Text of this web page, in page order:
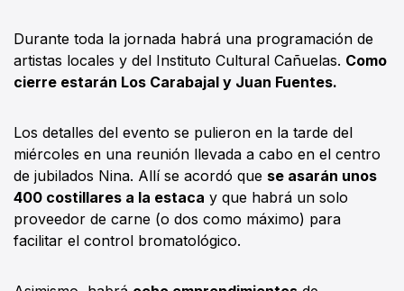
Durante toda la jornada habrá una programación de
artistas locales y del Instituto Cultural Cañuelas. Como
cierre estarán Los Carabajal y Juan Fuentes.
Los detalles del evento se pulieron en la tarde del
miércoles en una reunión llevada a cabo en el centro
de jubilados Nina. Allí se acordó que se asarán unos
400 costillares a la estaca y que habrá un solo
proveedor de carne (o dos como máximo) para
facilitar el control bromatológico.